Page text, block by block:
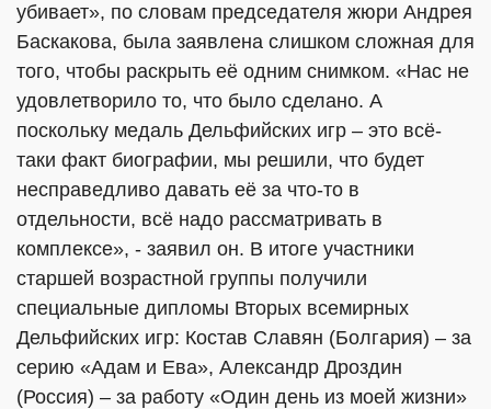
убивает», по словам председателя жюри Андрея
Баскакова, была заявлена слишком сложная для
того, чтобы раскрыть её одним снимком. «Нас не
удовлетворило то, что было сделано. А
поскольку медаль Дельфийских игр – это всё-
таки факт биографии, мы решили, что будет
несправедливо давать её за что-то в
отдельности, всё надо рассматривать в
комплексе», - заявил он. В итоге участники
старшей возрастной группы получили
специальные дипломы Вторых всемирных
Дельфийских игр: Костав Славян (Болгария) – за
серию «Адам и Ева», Александр Дроздин
(Россия) – за работу «Один день из моей жизни»